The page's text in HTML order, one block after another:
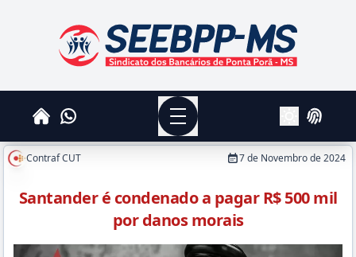
SEEBPPMS - Sindicato dos Bancários de Ponta
HomeWhatsapp
Menu
AlterarLogin
Contraf CUT 7 de Novembro de 2024
Santander é condenado a pagar R$ 500 mil
por danos morais